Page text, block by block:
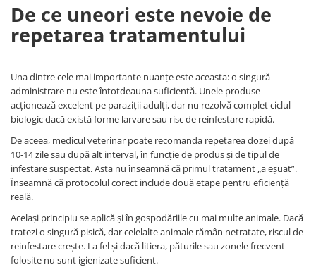
De ce uneori este nevoie de
repetarea tratamentului
Una dintre cele mai importante nuanțe este aceasta: o singură
administrare nu este întotdeauna suficientă. Unele produse
acționează excelent pe paraziții adulți, dar nu rezolvă complet ciclul
biologic dacă există forme larvare sau risc de reinfestare rapidă.
De aceea, medicul veterinar poate recomanda repetarea dozei după
10-14 zile sau după alt interval, în funcție de produs și de tipul de
infestare suspectat. Asta nu înseamnă că primul tratament „a eșuat”.
Înseamnă că protocolul corect include două etape pentru eficiență
reală.
Același principiu se aplică și în gospodăriile cu mai multe animale. Dacă
tratezi o singură pisică, dar celelalte animale rămân netratate, riscul de
reinfestare crește. La fel și dacă litiera, păturile sau zonele frecvent
folosite nu sunt igienizate suficient.